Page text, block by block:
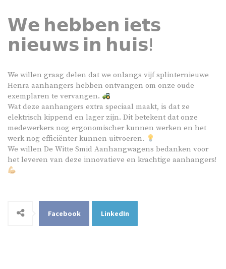
𝗪𝗲 𝗵𝗲𝗯𝗯𝗲𝗻 𝗶𝗲𝘁𝘀
𝗻𝗶𝗲𝘂𝘄𝘀 𝗶𝗻 𝗵𝘂𝗶𝘀!
We willen graag delen dat we onlangs vijf splinternieuwe
Henra aanhangers hebben ontvangen om onze oude
exemplaren te vervangen.
Wat deze aanhangers extra speciaal maakt, is dat ze
elektrisch kippend en lager zijn. Dit betekent dat onze
medewerkers nog ergonomischer kunnen werken en het
werk nog efficiënter kunnen uitvoeren.
We willen De Witte Smid Aanhangwagens bedanken voor
het leveren van deze innovatieve en krachtige aanhangers!
Facebook LinkedIn